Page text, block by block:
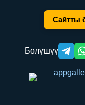
Сайтты
Бөлүшүү